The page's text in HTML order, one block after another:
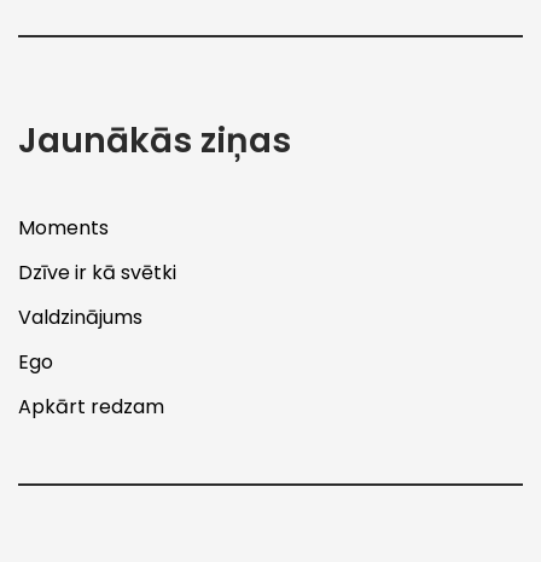
Jaunākās ziņas
Moments
Dzīve ir kā svētki
Valdzinājums
Ego
Apkārt redzam